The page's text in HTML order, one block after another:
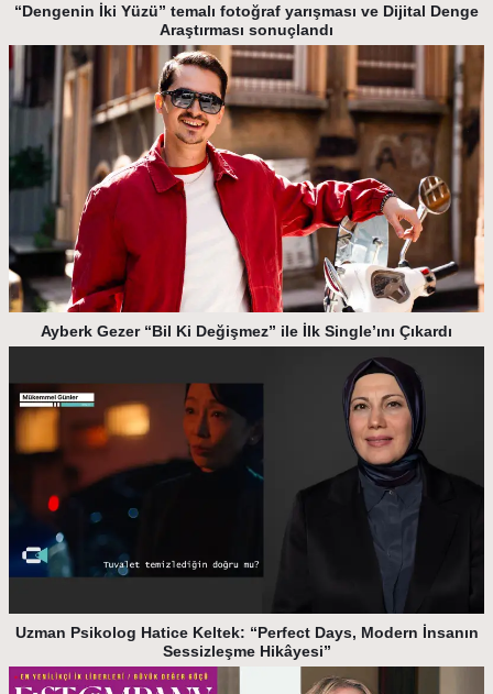
“Dengenin İki Yüzü” temalı fotoğraf yarışması ve Dijital Denge
Araştırması sonuçlandı
Ayberk Gezer “Bil Ki Değişmez” ile İlk Single’ını Çıkardı
Uzman Psikolog Hatice Keltek: “Perfect Days, Modern İnsanın
Sessizleşme Hikâyesi”